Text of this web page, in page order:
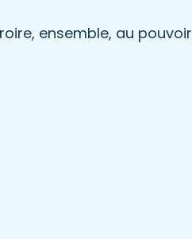
ensemble, au